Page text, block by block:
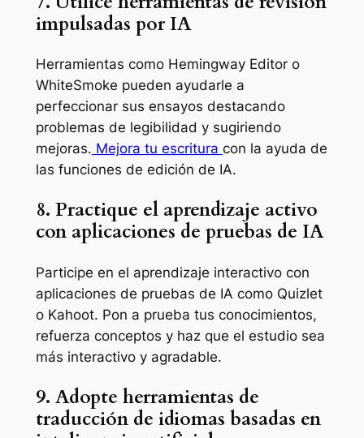
impulsadas por IA
Herramientas como Hemingway Editor o
WhiteSmoke pueden ayudarle a
perfeccionar sus ensayos destacando
problemas de legibilidad y sugiriendo
mejoras. Mejora tu escritura con la ayuda de
las funciones de edición de IA.
8. Practique el aprendizaje activo
con aplicaciones de pruebas de IA
Participe en el aprendizaje interactivo con
aplicaciones de pruebas de IA como Quizlet
o Kahoot. Pon a prueba tus conocimientos,
refuerza conceptos y haz que el estudio sea
más interactivo y agradable.
9. Adopte herramientas de
traducción de idiomas basadas en